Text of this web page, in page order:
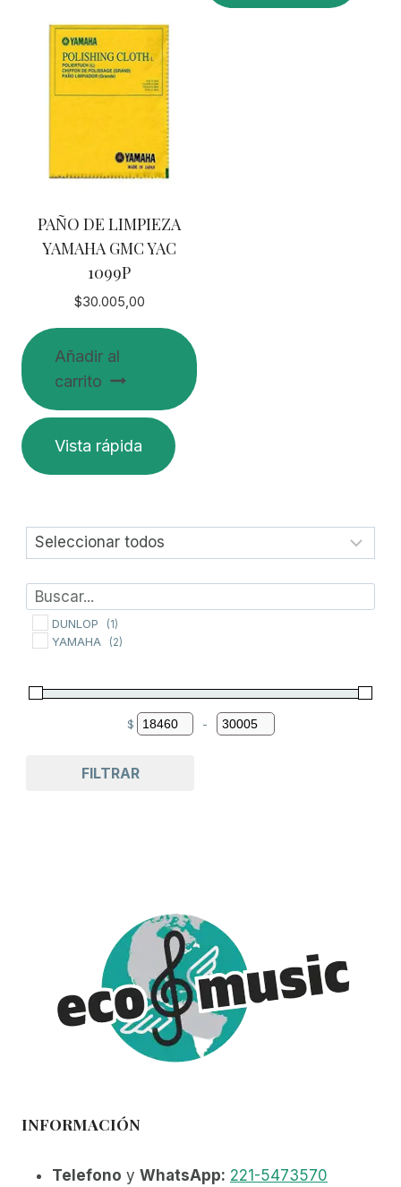
PAÑO DE LIMPIEZA
YAMAHA GMC YAC
1099P
$30.005,00
Añadir al
carrito
Vista rápida
DUNLOP (1)
YAMAHA (2)
$
Minimum Price
-
Maximum Price
FILTRAR
INFORMACIÓN
Telefono y WhatsApp: 221-5473570